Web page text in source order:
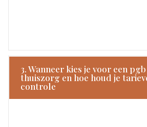
3. Wanneer kies je voor een
thuiszorg en hoe houd je
controle